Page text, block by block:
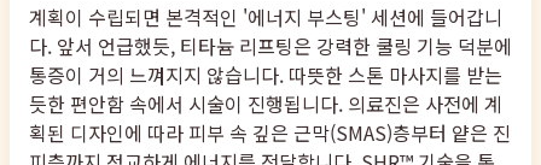
계획이 수립되면 본격적인 '에너지 부스팅' 세션에 들어갑니
다. 앞서 언급했듯, 티타늄 리프팅은 강력한 쿨링 기능 덕분에
통증이 거의 느껴지지 않습니다. 따뜻한 스톤 마사지를 받는
듯한 편안함 속에서 시술이 진행됩니다. 의료진은 사전에 계
획된 디자인에 따라 피부 속 깊은 근막(SMAS)층부터 얕은 진